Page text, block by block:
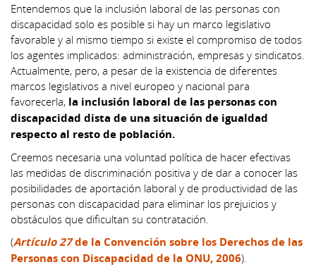
Entendemos que la inclusión laboral de las personas con
discapacidad solo es posible si hay un marco legislativo
favorable y al mismo tiempo si existe el compromiso de todos
los agentes implicados: administración, empresas y sindicatos.
Actualmente, pero, a pesar de la existencia de diferentes
marcos legislativos a nivel europeo y nacional para
favorecerla, la inclusión laboral de las personas con
discapacidad dista de una situación de igualdad
respecto al resto de población.
Creemos necesaria una voluntad política de hacer efectivas
las medidas de discriminación positiva y de dar a conocer las
posibilidades de aportación laboral y de productividad de las
personas con discapacidad para eliminar los prejuicios y
obstáculos que dificultan su contratación.
(Artículo 27de la Convención sobre los Derechos de las
Personas con Discapacidad de la ONU, 2006).